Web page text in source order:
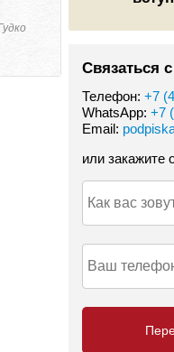
Связаться
Телефон: +7
WhatsApp: +7
Email:
или закажите